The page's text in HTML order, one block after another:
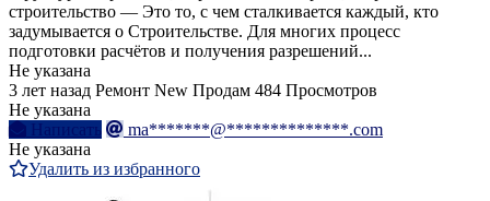
строительство — Это то, с чем сталкивается каждый, кто
задумывается о Строительстве. Для многих процесс
подготовки расчётов и получения разрешений...
Не указана
3 лет назад Ремонт New Продам 484 Просмотров
Не указана
Написать
ma*******@**************.com
Не указана
Удалить из избранного